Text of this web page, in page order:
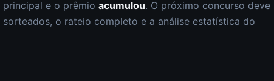
e o prêmio acumulou. O próximo concurso deve
o rateio completo e a análise estatística do